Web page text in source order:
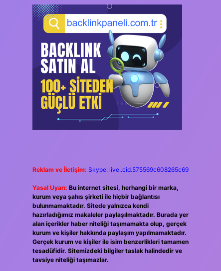
Reklam ve İletişim: Skype: live:.cid.575569c608265c69
Yasal Uyarı: Bu internet sitesi, herhangi bir marka,
kurum veya şahıs şirketi ile hiçbir bağlantısı
bulunmamaktadır. Sitede yalnızca kendi
hazırladığımız makaleler paylaşılmaktadır. Burada yer
alan içerikler haber niteliği taşımamakta olup, gerçek
kurum ve kişiler hakkında paylaşım yapılmamaktadır.
Gerçek kurum ve kişiler ile isim benzerlikleri tamamen
tesadüfidir. Sitemizdeki bilgiler taslak halindedir ve
tavsiye niteliği taşımazlar.